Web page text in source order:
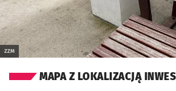
ZZM
MAPA Z LOKALIZACJĄ